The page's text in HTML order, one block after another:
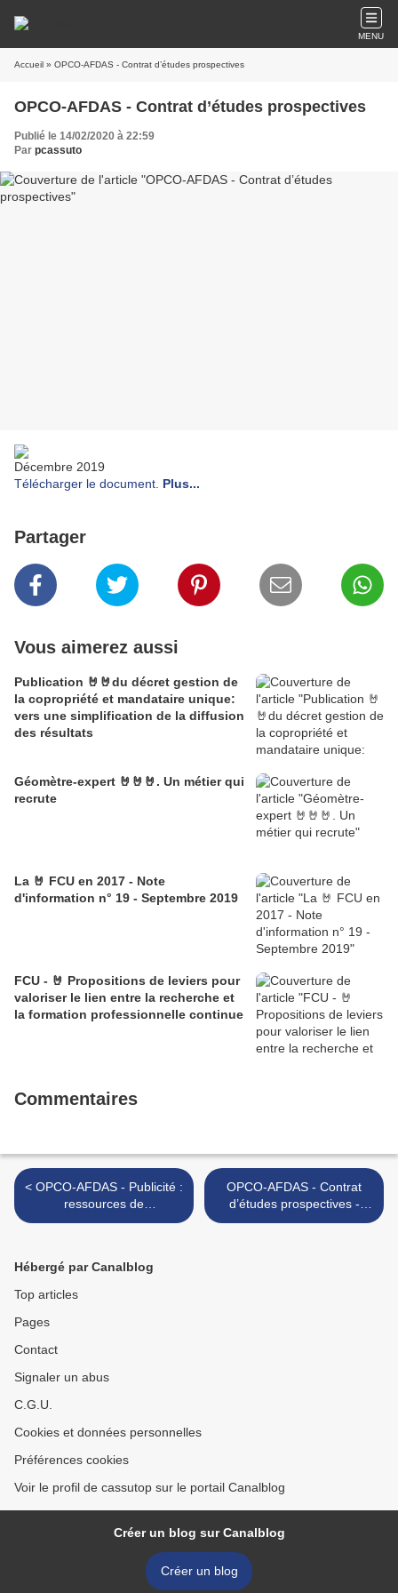
MENU
Accueil » OPCO-AFDAS - Contrat d’études prospectives
OPCO-AFDAS - Contrat d’études prospectives
Publié le 14/02/2020 à 22:59
Par pcassuto
Décembre 2019
Télécharger le document Plus...
Partager
Vous aimerez aussi
Publication 🤘🤘du décret gestion de
la copropriété et mandataire unique:
vers une simplification de la diffusion
des résultats
Géomètre-expert 🤘🤘🤘. Un métier qui
recrute
La 🤘 FCU en 2017 - Note
d'information n° 19 - Septembre 2019
FCU - 🤘 Propositions de leviers pour
valoriser le lien entre la recherche et
la formation professionnelle continue
Commentaires
< OPCO-AFDAS - Publicité :
ressources de
l'observatoire des métiers
OPCO-AFDAS - Contrat
d’études prospectives -
Rapport complet >
Hébergé par Canalblog
Top articles
Pages
Contact
Signaler un abus
C.G.U.
Cookies et données personnelles
Préférences cookies
Voir le profil de cassutop sur le portail Canalblog
Créer un blog sur Canalblog
Créer un blog